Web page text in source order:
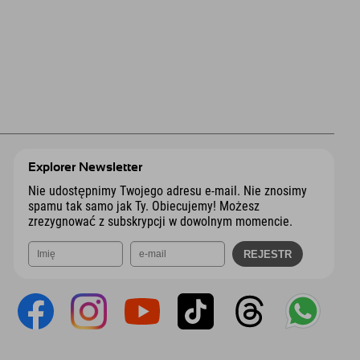
Explorer Newsletter
Nie udostępnimy Twojego adresu e-mail. Nie znosimy
spamu tak samo jak Ty. Obiecujemy! Możesz
zrezygnować z subskrypcji w dowolnym momencie.